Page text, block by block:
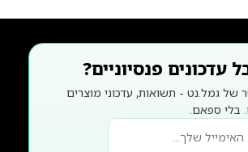
עדכונים פנסיוניים?
של גמל.נט - תשואות, עדכוני מוצרים
בלי ספאם.